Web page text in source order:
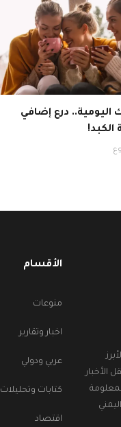
اليومية.. درع إضافي
الكبد!
الأخبار
الأقسام
منوعات
اخبار وتقارير
عربي ودولي
كتابات وتحليلات
اقتصاد